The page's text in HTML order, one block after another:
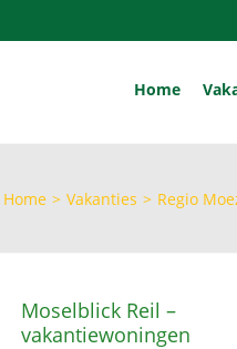
Home
Home > Vakanties > Regio
Moselblick Reil –
vakantiewoningen